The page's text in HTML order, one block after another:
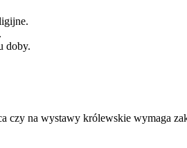
doby.
czy na wystawy królewskie wymaga